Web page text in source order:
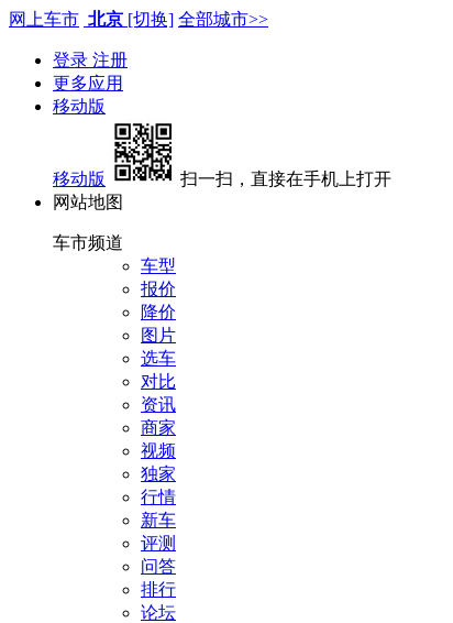
网上车市 北京 [切换] 全部城市>>
登录 注册
更多应用
移动版
移动版
扫一扫，直接在手机上打开
网站地图
车市频道
车型
报价
降价
图片
选车
对比
资讯
商家
视频
独家
行情
新车
评测
问答
排行
论坛